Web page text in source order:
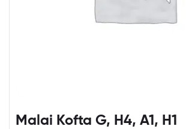
Malai Kofta G, H4, A1, H1